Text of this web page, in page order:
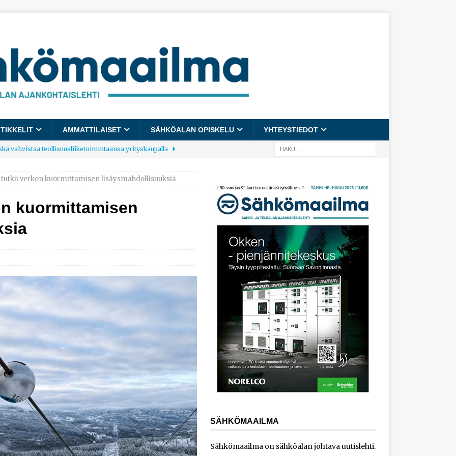
AMMATTILAISET SÄHKÖALAN OPISKELU YHTEYSTIEDOT
vahvistaa teollisuusliiketoimintaansa yrityskaupalla
tulee käyttöön yhteinen kestävyysraportointimalli
toimintaansa Norjaan
AJANKOHTAISTA
toimittaa sähköaseman Kouvolan datakeskukseen
tutkii verkon kuormittamisen lisäysmahdollisuuksia
kuormittamisen
SÄHKÖMAAILMA
Sähkömaailma on sähköalan johtava uutislehti.